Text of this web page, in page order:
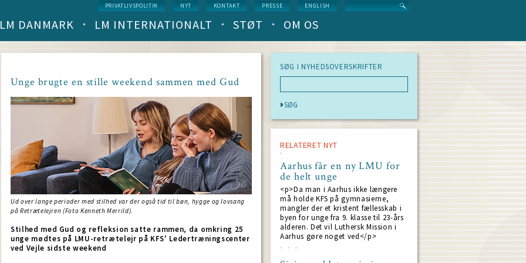
Service
menu
PRIVATLIVSPOLITIK NYT KONTAKT PRESSE ENGLISH
Main
(level
1)
LM DANMARK LM INTERNATIONALT STØT OM OS
Unge brugte en stille weekend sammen med Gud
Ud over lange perioder med stilhed var der også tid til bøn, hygge og lovsang
på Retrætelejren (Foto Kenneth Merrild).
Stilhed med Gud og refleksion satte rammen, da omkring 25
unge mødtes på LMU-retrætelejr på KFS' Ledertræningscenter
ved Vejle sidste weekend
SØG I NYHEDSOVERSKRIFTER
RELATERET NYT
Aarhus får en ny LMU for
de helt unge
<p>Da man i Aarhus ikke længere
må holde KFS på gymnasierne,
mangler der et kristent fællesskab i
byen for unge fra 9. klasse til 23-års
alderen. Det vil Luthersk Mission i
Aarhus gøre noget ved</p>